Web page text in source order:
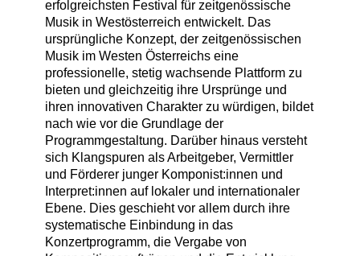
erfolgreichsten Festival für zeitgenössische
Musik in Westösterreich entwickelt. Das
ursprüngliche Konzept, der zeitgenössischen
Musik im Westen Österreichs eine
professionelle, stetig wachsende Plattform zu
bieten und gleichzeitig ihre Ursprünge und
ihren innovativen Charakter zu würdigen, bildet
nach wie vor die Grundlage der
Programmgestaltung. Darüber hinaus versteht
sich Klangspuren als Arbeitgeber, Vermittler
und Förderer junger Komponist:innen und
Interpret:innen auf lokaler und internationaler
Ebene. Dies geschieht vor allem durch ihre
systematische Einbindung in das
Konzertprogramm, die Vergabe von